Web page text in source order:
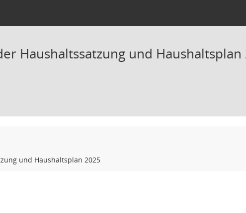
Haushaltssatzung und Haushaltsplan
und Haushaltsplan 2025